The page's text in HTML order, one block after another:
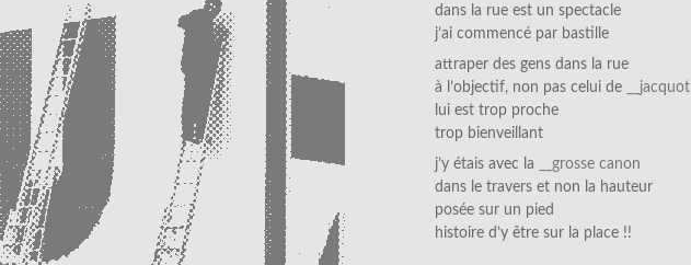
dans la rue est un spectacle
j’ai commencé par bastille
attraper des gens dans la rue
à l’objectif, non pas celui de
__jacquot
lui est trop proche
trop bienveillant
j’y étais avec la
__grosse canon
dans le travers et non la hauteur
posée sur un pied
histoire d’y être sur la place !!